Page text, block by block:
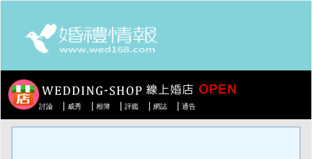
討論 威秀 相簿 評鑑 網誌 通告